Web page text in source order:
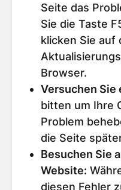
Seite das
Sie die Taste
klicken Sie auf
Browser.
Versuchen Sie
bitten um Ihre
Problem
die Seite
Besuchen Sie
Website:
diesen Fehler